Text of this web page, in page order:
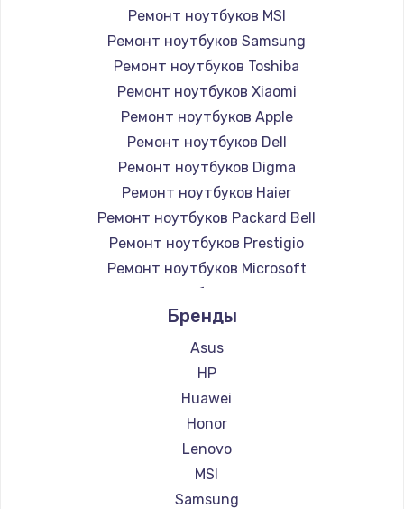
Ремонт ноутбуков MSI
Ремонт ноутбуков Samsung
Ремонт ноутбуков Toshiba
Ремонт ноутбуков Xiaomi
Ремонт ноутбуков Apple
Ремонт ноутбуков Dell
Ремонт ноутбуков Digma
Ремонт ноутбуков Haier
Ремонт ноутбуков Packard Bell
Ремонт ноутбуков Prestigio
Ремонт ноутбуков Microsoft
Ремонт ноутбуков Alienware
Ремонт ноутбуков Aquarius
Ремонт ноутбуков Gigabyte
Ремонт ноутбуков Aorus
Ремонт ноутбуков Maibenben
Ремонт ноутбуков Getac
Ремонт ноутбуков Epson
Ремонт ноутбуков Philips
Ремонт ноутбуков LG
Бренды
Asus
HP
Huawei
Honor
Lenovo
MSI
Samsung